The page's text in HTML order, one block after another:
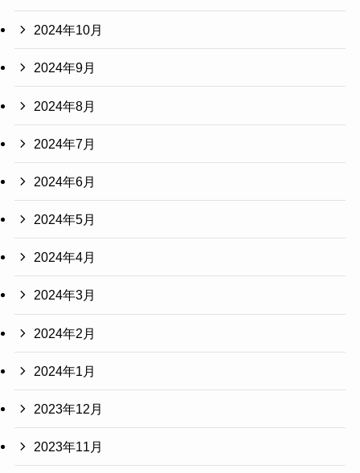
2024年10月
2024年9月
2024年8月
2024年7月
2024年6月
2024年5月
2024年4月
2024年3月
2024年2月
2024年1月
2023年12月
2023年11月